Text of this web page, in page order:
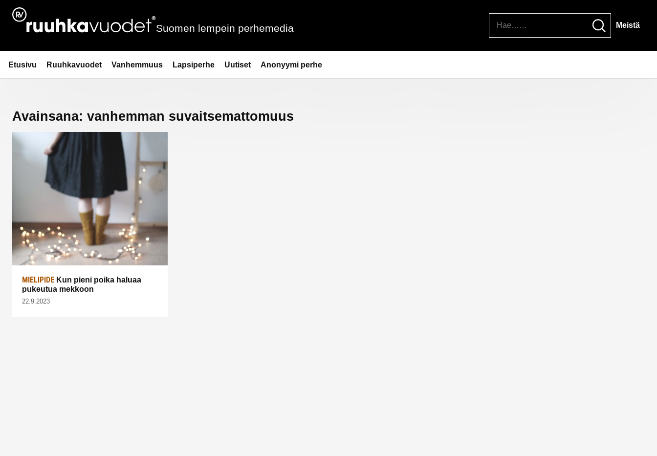
Siirry
sisältöön
Ruuhkavuodet.fi
Suomen lempein perhemedia Meistä
Etusivu Ruuhkavuodet Vanhemmuus Lapsiperhe Uutiset Anonyymi perhe
Avainsana: vanhemman suvaitsemattomuus
MIELIPIDE Kun pieni poika haluaa
pukeutua mekkoon
22.9.2023